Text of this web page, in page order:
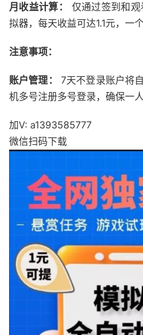
月收益计算：
仅通过签到和
拟器，每天收益可达1.1元，一
注意事项：
账户管理：
7天不登录账户将
机多号注册多号登录，确保一
加V: a1393585777
微信扫码下载